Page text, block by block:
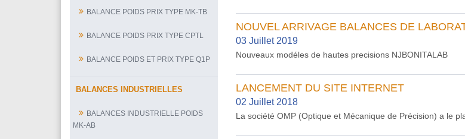
BALANCE POIDS PRIX TYPE MK-TB
BALANCE POIDS PRIX TYPE CPTL
BALANCE POIDS ET PRIX TYPE Q1P
BALANCES INDUSTRIELLES
BALANCES INDUSTRIELLE POIDS
MK-AB
NOUVEL ARRIVAGE BALANCES DE
03 Juillet 2019
Nouveaux modéles de hautes precisions NJBONITALAB
LANCEMENT DU SITE INTERNET
02 Juillet 2018
La société OMP (Optique et Mécanique de Précision) a le